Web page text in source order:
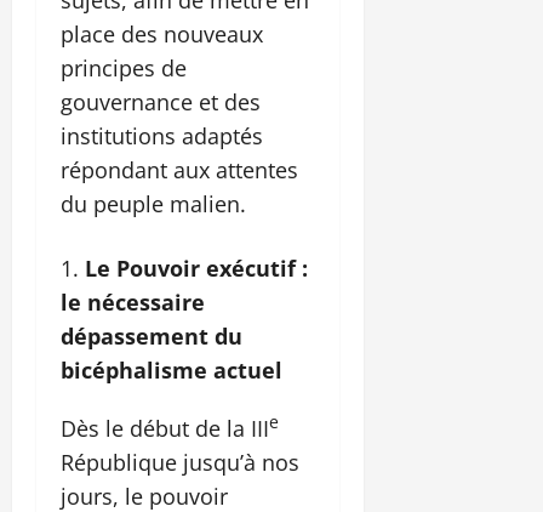
place des nouveaux
principes de
gouvernance et des
institutions adaptés
répondant aux attentes
du peuple malien.
Le Pouvoir exécutif :
le nécessaire
dépassement du
bicéphalisme actuel
Dès le début de la IIIe
République jusqu’à nos
jours, le pouvoir